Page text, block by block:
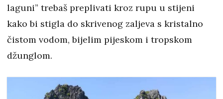
laguni” trebaš preplivati kroz rupu u stijeni
kako bi stigla do skrivenog zaljeva s kristalno
čistom vodom, bijelim pijeskom i tropskom
džunglom.